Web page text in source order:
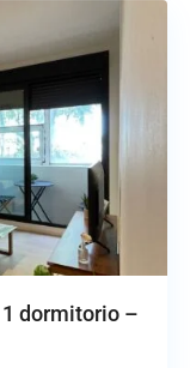
dormitorio –